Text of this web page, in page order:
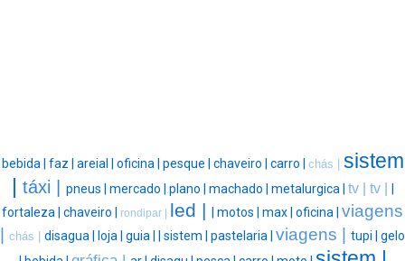
bebida | faz | areial | oficina | pesque | chaveiro | carro | chás | sistem
| táxi | pneus | mercado | plano | machado | metalurgica | tv | tv | |
fortaleza | chaveiro | rondipar | led | | motos | max | oficina | viagens
| chás | disagua | loja | guia | | sistem | pastelaria | viagens | tupi | gelo